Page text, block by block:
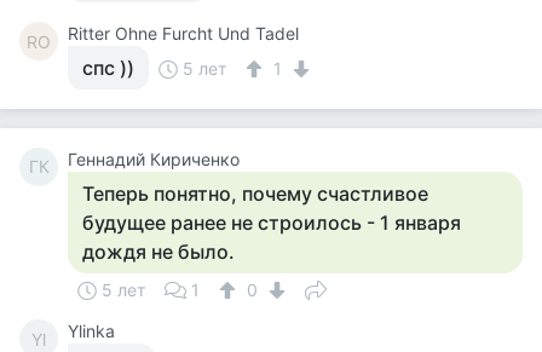
RO Ritter Ohne Furcht Und Tadel
спс )) 5 лет 1
ГК Геннадий Кириченко
Теперь понятно, почему счастливое
будущее ранее не строилось - 1 января
дождя не было.
5 лет 1 0
Yl Ylinka